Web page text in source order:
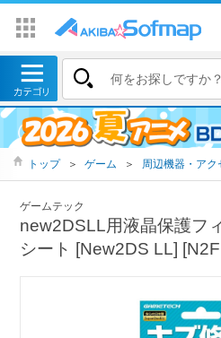
トップ ＞ ゲーム ＞ 周辺機器・アク
ゲームテック
new2DSLL用液晶保護フ
シート [New2DS LL]